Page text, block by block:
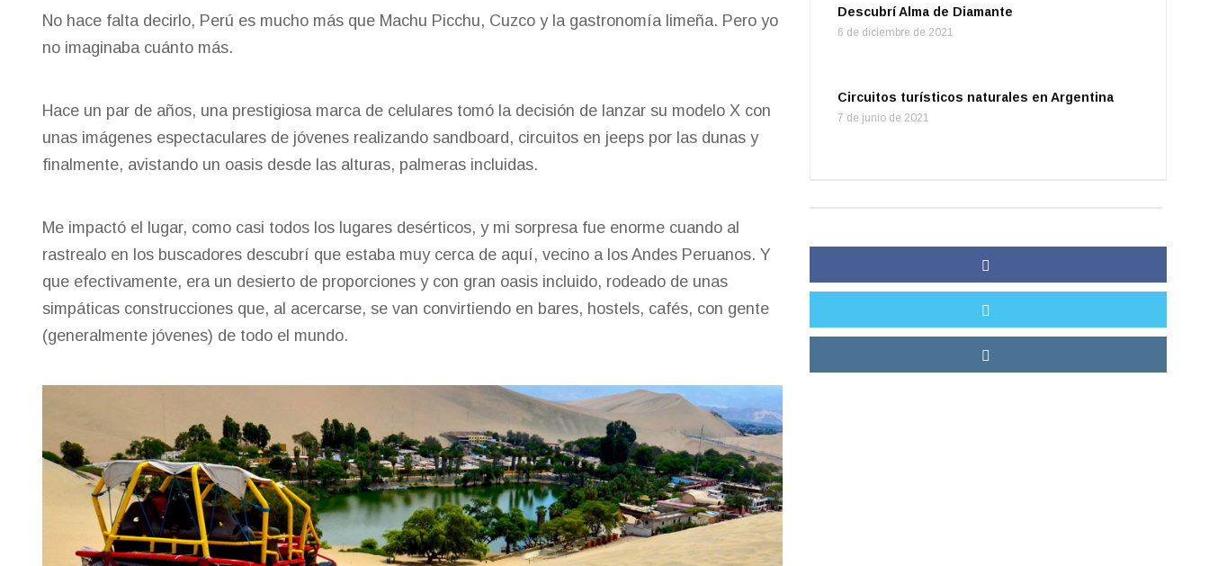
No hace falta decirlo, Perú es mucho más que Machu Picchu, Cuzco y la gastronomía limeña. Pero yo
no imaginaba cuánto más.
Hace un par de años, una prestigiosa marca de celulares tomó la decisión de lanzar su modelo X con
unas imágenes espectaculares de jóvenes realizando sandboard, circuitos en jeeps por las dunas y
finalmente, avistando un oasis desde las alturas, palmeras incluidas.
Me impactó el lugar, como casi todos los lugares desérticos, y mi sorpresa fue enorme cuando al
rastrealo en los buscadores descubrí que estaba muy cerca de aquí, vecino a los Andes Peruanos. Y
que efectivamente, era un desierto de proporciones y con gran oasis incluido, rodeado de unas
simpáticas construcciones que, al acercarse, se van convirtiendo en bares, hostels, cafés, con gente
(generalmente jóvenes) de todo el mundo.
Descubrí Alma de Diamante
6 de diciembre de 2021
Circuitos turísticos naturales en Argentina
7 de junio de 2021